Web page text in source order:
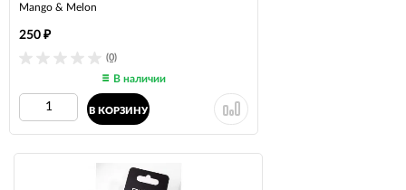
Mango & Melon
(0)
250 ₽
В наличии
В КОРЗИНУ